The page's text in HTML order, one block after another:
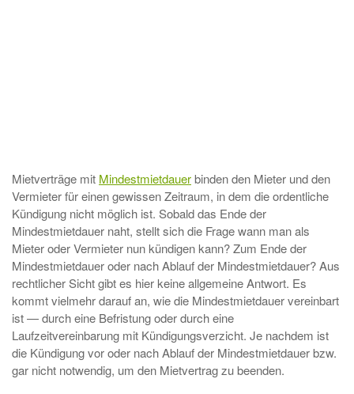
Mietverträge mit Mindestmietdauerbinden den Mieter und den
Vermieter für einen gewissen Zeitraum, in dem die ordentliche
Kündigung nicht möglich ist. Sobald das Ende der
Mindestmietdauer naht, stellt sich die Frage wann man als
Mieter oder Vermieter nun kündigen kann? Zum Ende der
Mindestmietdauer oder nach Ablauf der Mindestmietdauer? Aus
rechtlicher Sicht gibt es hier keine allgemeine Antwort. Es
kommt vielmehr darauf an, wie die Mindestmietdauer vereinbart
ist — durch eine Befristung oder durch eine
Laufzeitvereinbarung mit Kündigungsverzicht. Je nachdem ist
die Kündigung vor oder nach Ablauf der Mindestmietdauer bzw.
gar nicht notwendig, um den Mietvertrag zu beenden.